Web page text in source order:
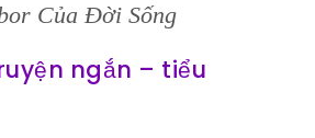
Của Đời Sống
ngắn – tiểu